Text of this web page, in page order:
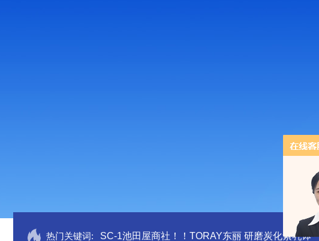
热门关键词: SC-1池田屋商社！！TORAY东丽 研磨炭化素乳钵